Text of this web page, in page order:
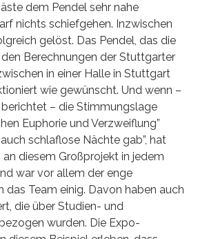
dem Pendel sehr nahe
nichts schiefgehen. Inzwischen
gelöst. Das Pendel, das die
Berechnungen der Stuttgarter
in einer Halle in Stuttgart
wie gewünscht. Und wenn –
– die Stimmungslage
Euphorie und Verzweiflung”
schlaflose Nächte gab”, hat
diesem Großprojekt in jedem
war vor allem der enge
das Team einig. Davon haben auch
die über Studien- und
wurden. Die Expo-